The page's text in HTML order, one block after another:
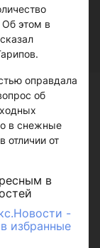
этом в
оправдала
об
в снежные
отличии от
в
-
избранные